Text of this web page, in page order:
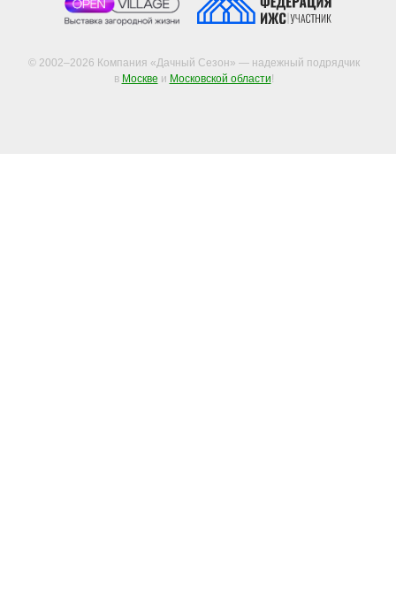
© 2002–2026 Компания «Дачный Сезон» — надежный подрядчик
в Москве и Московской области!